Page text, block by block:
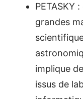
PETASKY
grandes
implique
issus de